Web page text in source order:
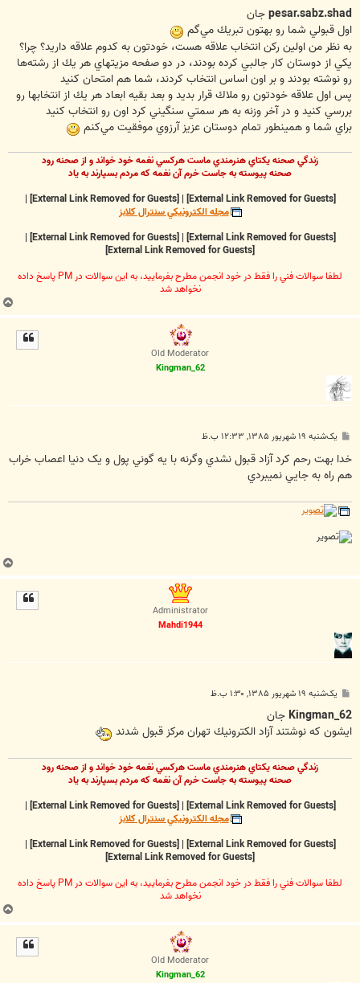
ت
pesar.sabz.shadجان
اول قبولي شما رو بهتون تبريك مي‌گم
به نظر من اولين ركن انتخاب علاقه هست، خودتون به كدوم علاقه داريد؟ چرا؟
يكي از دوستان كار جالبي كرده بودند، در دو صفحه مزيتهاي هر يك از رشته‌ها
رو نوشته بودند و بر اون اساس انتخاب كردند، شما هم امتحان كنيد
پس اول علاقه خودتون رو ملاك قرار بديد و بعد بقيه ابعاد هر يك از انتخابها رو
بررسي كنيد و در آخر وزنه به هر سمتي سنگيني كرد اون رو انتخاب كنيد
براي شما و همينطور تمام دوستان عزيز آرزوي موفقيت مي‌كنم
زندگي صحنه يکتاي هنرمندي ماست هرکسي نغمه خود خواند و از صحنه رود
صحنه پيوسته به جاست خرم آن نغمه که مردم بسپارند به ياد
[External Link Removed for Guests]
|
[External Link Removed for Guests]
|
مجله الکترونيکي سنترال کلابز
[External Link Removed for Guests]
|
[External Link Removed for Guests]
|
[External Link Removed for Guests]
لطفا سوالات فني را فقط در خود انجمن مطرح بفرماييد، به اين سوالات در PM پاسخ داده
نخواهد شد
Old Moderator
Kingman_62
ت
یک‌شنبه ۱۹ شهریور ۱۳۸۵, ۱۲:۳۳ ب.ظ
خدا بهت رحم کرد آزاد قبول نشدي وگرنه با يه گوني پول و يک دنيا اعصاب خراب
هم راه به جايي نميبردي
Administrator
Mahdi1944
ت
یک‌شنبه ۱۹ شهریور ۱۳۸۵, ۱:۳۰ ب.ظ
Kingman_62 جان
ايشون كه نوشتند آزاد الكترونيك تهران مركز قبول شدند
زندگي صحنه يکتاي هنرمندي ماست هرکسي نغمه خود خواند و از صحنه رود
صحنه پيوسته به جاست خرم آن نغمه که مردم بسپارند به ياد
[External Link Removed for Guests]
|
[External Link Removed for Guests]
|
مجله الکترونيکي سنترال کلابز
[External Link Removed for Guests]
|
[External Link Removed for Guests]
|
[External Link Removed for Guests]
لطفا سوالات فني را فقط در خود انجمن مطرح بفرماييد، به اين سوالات در PM پاسخ داده
نخواهد شد
Old Moderator
Kingman_62